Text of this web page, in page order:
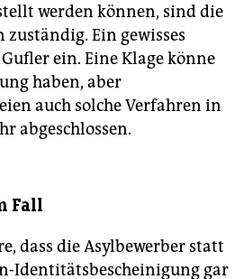
werden können, sind die
zuständig. Ein gewisses
ein. Eine Klage könne
haben, aber
auch solche Verfahren in
abgeschlossen.
Fall
dass die Asylbewerber statt
Identitätsbescheinigung gar